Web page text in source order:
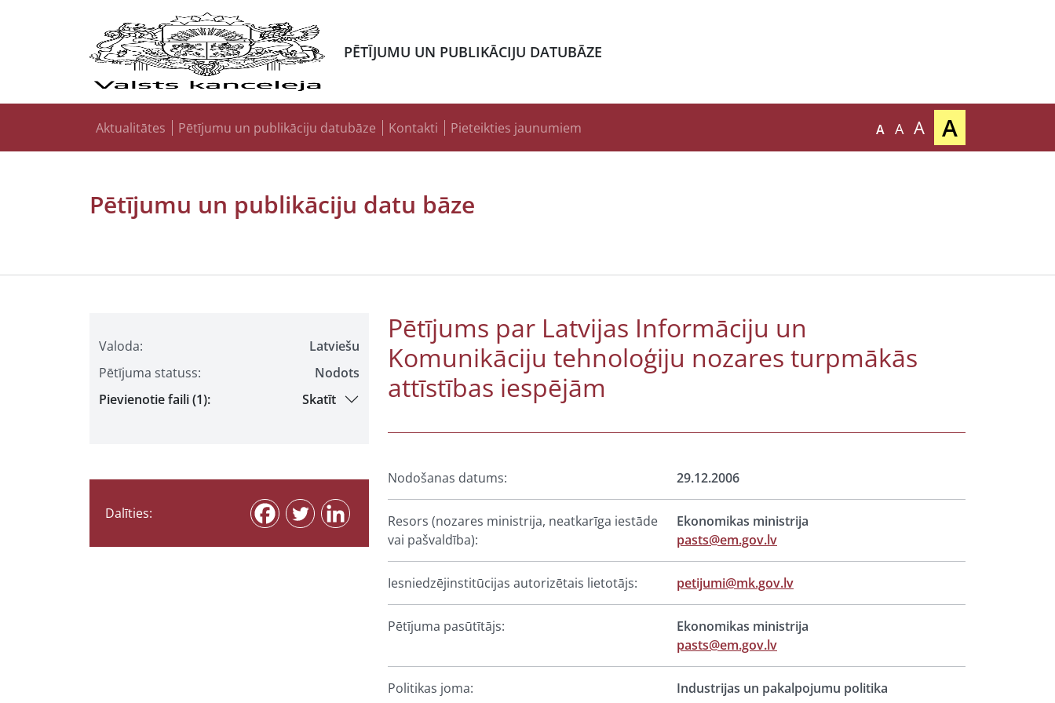
PĒTĪJUMU UN PUBLIKĀCIJU DATUBĀZE
Aktualitātes Pētījumu un publikāciju datubāze Kontakti Pieteikties jaunumiem A A A A
Pētījumu un publikāciju datu bāze
Valoda:
Latviešu
Pētījuma statuss:
Nodots
Pievienotie faili (1):
Skatīt
Dalīties:
Pētījums par Latvijas Informāciju un
Komunikāciju tehnoloģiju nozares turpmākās
attīstības iespējām
Nodošanas datums: 29.12.2006
Resors (nozares ministrija, neatkarīga iestāde
vai pašvaldība):
Ekonomikas ministrija
pasts@em.gov.lv
Iesniedzējinstitūcijas autorizētais lietotājs: petijumi@mk.gov.lv
Pētījuma pasūtītājs:
Ekonomikas ministrija
pasts@em.gov.lv
Politikas joma: Industrijas un pakalpojumu politika